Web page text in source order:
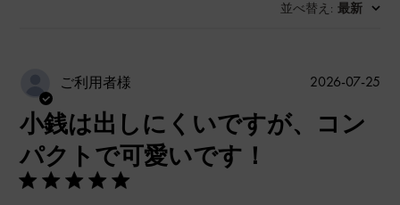
並べ替え : 最新
ご利用者様
小銭は出しにくいですが、コン
パクトで可愛いです！
公
2026-07-25